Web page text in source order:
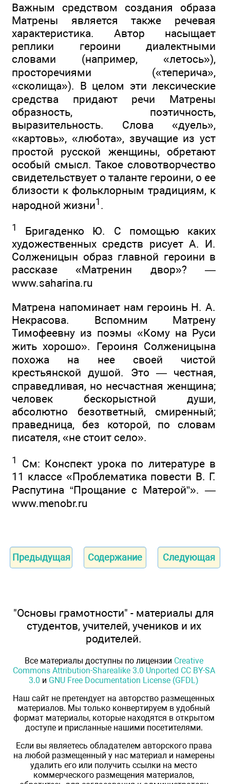
Важным средством создания образа
Матрены является также речевая
характеристика. Автор насыщает
реплики героини диалектными
словами (например, «летось»),
просторечиями («теперича»,
«сколища»). В целом эти лексические
средства придают речи Матрены
образность, поэтичность,
выразительность. Слова «дуель»,
«картовь», «любота», звучащие из уст
простой русской женщины, обретают
особый смысл. Такое словотворчество
свидетельствует о таланте героини, о ее
близости к фольклорным традициям, к
народной жизни1 .
1
Бригаденко Ю. С помощью каких
художественных средств рисует А. И.
Солженицын образ главной героини в
рассказе «Матренин двор»? —
www.saharina.ru
Матрена напоминает нам героинь Н. А.
Некрасова. Вспомним Матрену
Тимофеевну из поэмы «Кому на Руси
жить хорошо». Героиня Солженицына
похожа на нее своей чистой
крестьянской душой. Это — честная,
справедливая, но несчастная женщина;
человек бескорыстной души,
абсолютно безответный, смиренный;
праведница, без которой, по словам
писателя, «не стоит село».
1
См: Конспект урока по литературе в
11 классе «Проблематика повести В. Г.
Распутина “Прощание с Матерой”». —
www.menobr.ru
Предыдущая Содержание Следующая
"Основы грамотности" - материалы для
студентов, учителей, учеников и их
родителей.
Все материалы доступны по лицензии Creative
Commons Attribution-Sharealike 3.0 Unported CC BY-SA
3.0 и GNU Free Documentation License (GFDL)
Наш сайт не претендует на авторство размещенных
материалов. Мы только конвертируем в удобный
формат материалы, которые находятся в открытом
доступе и присланные нашими посетителями.
Если вы являетесь обладателем авторского права
на любой размещенный у нас материал и намерены
удалить его или получить ссылки на место
коммерческого размещения материалов,